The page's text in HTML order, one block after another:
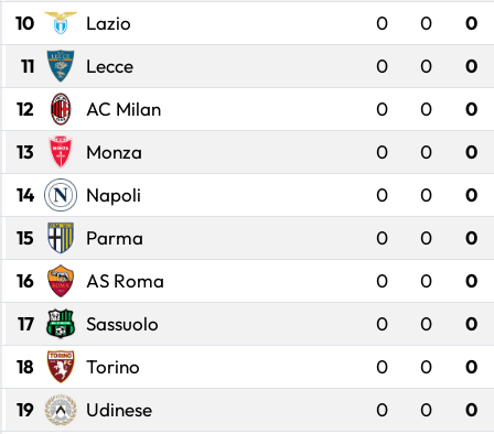
10
Lazio 0 0
0
11
Lecce 0 0
0
12
AC Milan 0 0
0
13
Monza 0 0
0
14
Napoli 0 0
0
15
Parma 0 0
0
16
AS Roma 0 0
0
17
Sassuolo 0 0
0
18
Torino 0 0
0
19
Udinese 0 0
0